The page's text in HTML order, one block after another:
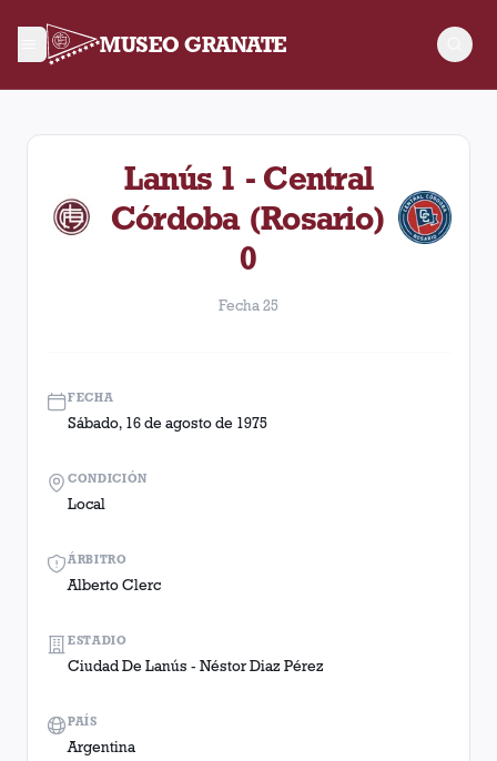
MUSEO GRANATE
Fecha 25. Partido entre Lanús y Central Córdoba
Lanús 1 - Central
Córdoba (Rosario)
0
Fecha 25
FECHA
Sábado, 16 de agosto de 1975
ÁRBITRO
Alberto Clerc
CONDICIÓN
Local
ESTADIO
Ciudad De Lanús - Néstor Diaz Pérez
PAÍS
Argentina